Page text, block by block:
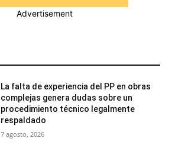
La falta de experiencia del PP en obras
complejas genera dudas sobre un
procedimiento técnico legalmente
respaldado
7 agosto, 2026